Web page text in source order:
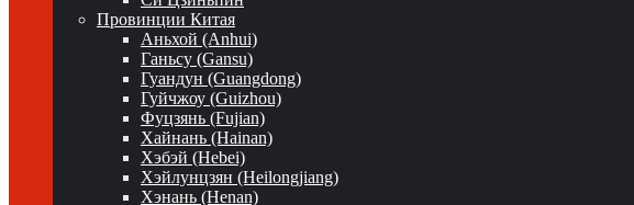
Провинции Китая
Аньхой (Anhui)
Ганьсу (Gansu)
Гуандун (Guangdong)
Гуйчжоу (Guizhou)
Фуцзянь (Fujian)
Хайнань (Hainan)
Хэбэй (Hebei)
Хэйлунцзян (Heilongjiang)
Хэнань (Henan)